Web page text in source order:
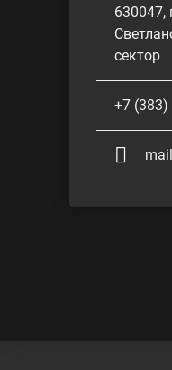
630047,
сектор
+7 (383)